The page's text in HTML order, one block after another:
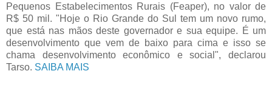
Pequenos Estabelecimentos Rurais (Feaper), no valor de
R$ 50 mil. "Hoje o Rio Grande do Sul tem um novo rumo,
que está nas mãos deste governador e sua equipe. É um
desenvolvimento que vem de baixo para cima e isso se
chama desenvolvimento econômico e social", declarou
Tarso. SAIBA MAIS